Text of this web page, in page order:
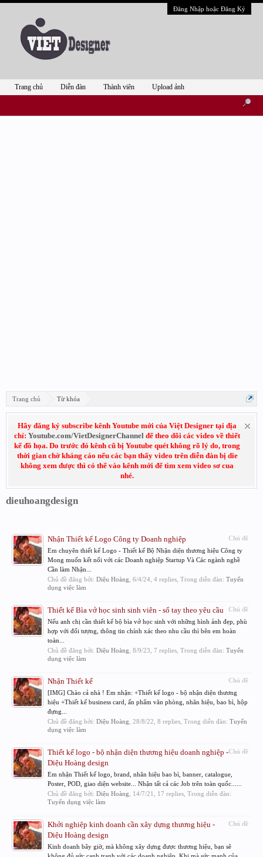
Đăng Nhập hoặc Đăng Ký
Trang chủ Từ khóa
Hãy đăng ký subscribe kênh Youtube mới của Việt Designer tại địa
chỉ: Youtube.com/VietDesignerChannel để theo dõi các video về thiết
kế đồ họa. Do trước đó kênh cũ bị Youtube quét không rõ lý do, trong
thời gian chờ kháng cáo nếu các bạn thấy video trên diễn đàn bị die
không xem được thì có thể vào kênh mới để tìm xem video sơ cua
nhé.
dieuhoangdesign
Chủ đề
Nhận Thiết kế Logo Công ty Doanh nghiệp
Em chuyên thiết kế Logo - Thiết kế Bộ Nhận diện thương hiệu Công ty
Mong muốn kết nối với các Doanh nghiệp Startup Và Các ngành nghề
Cần làm Nhận...
Chủ đề đăng bởi: Diệu Hoàng 6/4/24 , 4 replies, Trong diễn đàn: Tuyển
dụng việc làm
Chủ đề
Thiết kế Bìa vở học sinh sinh viên - sổ tay theo yêu cầu
Nếu anh chị cần thiết kế bộ bìa vở học sinh với những hình ảnh đẹp, phù
hợp với đối tượng, thông tin chính xác theo nhu cầu thì bên em hoàn
toàn...
Chủ đề đăng bởi: Diệu Hoàng 8/9/23 , 7 replies, Trong diễn đàn: Tuyển
dụng việc làm
Chủ đề
Nhận Thiết kế
[IMG] Chào cả nhà ! Em nhận: +Thiết kế logo - bộ nhận diện thương
hiệu +Thiết kế business card, ấn phẩm văn phòng, nhãn hiệu, bao bì, hộp
đựng...
Chủ đề đăng bởi: Diệu Hoàng 28/8/22 , 8 replies, Trong diễn đàn: Tuyển
dụng việc làm
Chủ đề
Thiết kế logo - bộ nhận diện thương hiệu doanh nghiệp -
Diệu Hoàng design
Em nhận Thiết kế logo, brand, nhãn hiệu bao bì, banner, catalogue,
Poster, POD, giao diện website... Nhận tất cả các Job trên toàn quốc......
Chủ đề đăng bởi: Diệu Hoàng 14/7/21
, 17 replies, Trong diễn đàn:
Tuyển dụng việc làm
Chủ đề
Khởi nghiệp kinh doanh cần xây dựng thương hiệu -
Diệu Hoàng design
Kinh doanh bây giờ, mà không xây dựng được thương hiệu, bạn sẽ
Trang chủ Diễn đàn Thành viên Upload ảnh